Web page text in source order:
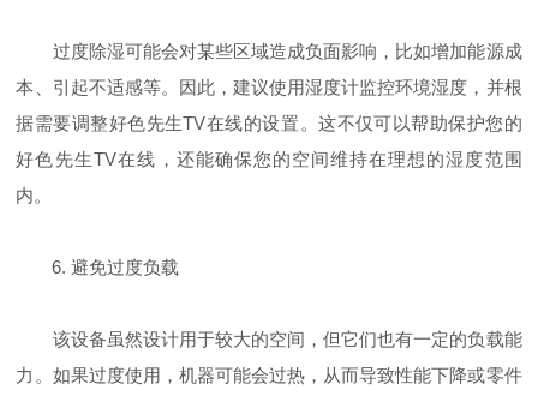
过度除湿可能会对某些区域造成负面影响，比如增加能源成
本、引起不适感等。因此，建议使用湿度计监控环境湿度，并根
据需要调整好色先生TV在线的设置。这不仅可以帮助保护您的
好色先生TV在线，还能确保您的空间维持在理想的湿度范围
内。
6. 避免过度负载
该设备虽然设计用于较大的空间，但它们也有一定的负载能
力。如果过度使用，机器可能会过热，从而导致性能下降或零件